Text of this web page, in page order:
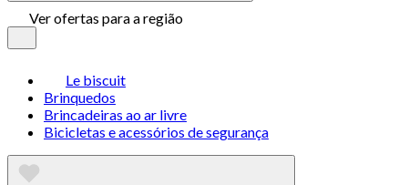
Ver ofertas para a região
Le biscuit
Brinquedos
Brincadeiras ao ar livre
Bicicletas e acessórios de segurança